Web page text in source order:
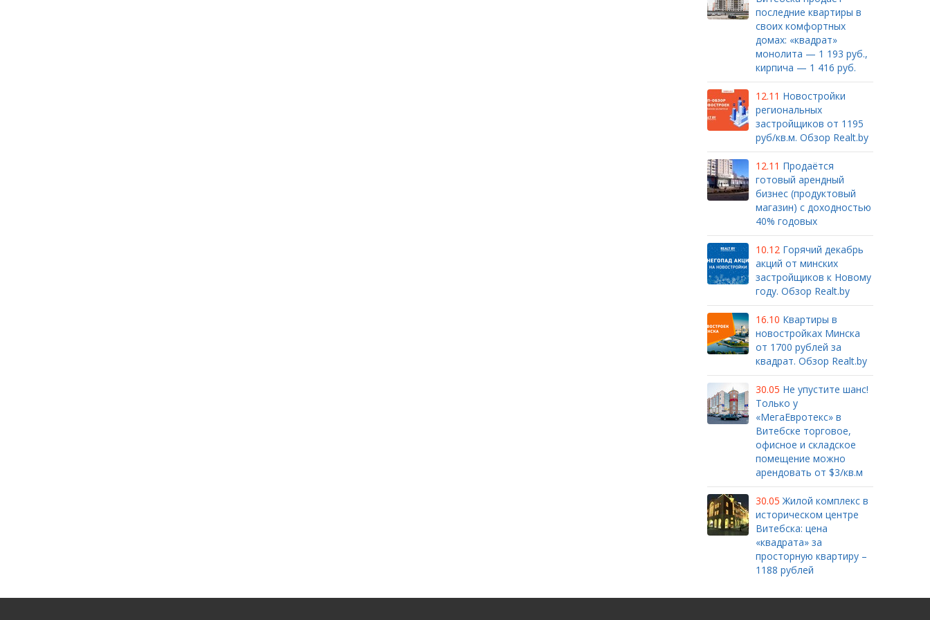
последние квартиры в
своих комфортных
домах: «квадрат»
монолита — 1 193 руб.,
кирпича — 1 416 руб.
12.11 Новостройки
региональных
застройщиков от 1195
руб/кв.м. Обзор Realt.by
12.11 Продаётся
готовый арендный
бизнес (продуктовый
магазин) с доходностью
40% годовых
10.12 Горячий декабрь
акций от минских
застройщиков к Новому
году. Обзор Realt.by
16.10 Квартиры в
новостройках Минска
от 1700 рублей за
квадрат. Обзор Realt.by
30.05 Не упустите шанс!
Только у
«МегаЕвротекс» в
Витебске торговое,
офисное и складское
помещение можно
арендовать от $3/кв.м
30.05 Жилой комплекс в
историческом центре
Витебска: цена
«квадрата» за
просторную квартиру –
1188 рублей